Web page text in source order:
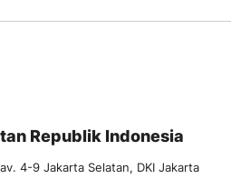
Republik Indonesia
4-9 Jakarta Selatan, DKI Jakarta